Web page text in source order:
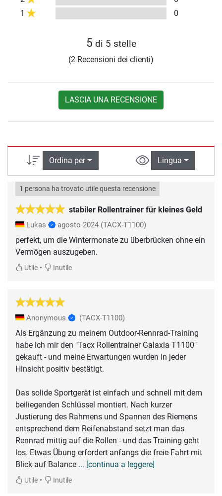
1
0
5 di 5 stelle
(2 Recensioni dei clienti)
LASCIA UNA RECENSIONE
Ordina per Lingua
stabiler Rollentrainer für kleines Geld
1 persona ha trovato utile questa recensione
Lukas agosto 2024 (TACX-T1100)
perfekt, um die Wintermonate zu überbrücken ohne ein
Vermögen auszugeben.
Utile • Inutile
Anonymous (TACX-T1100)
Als Ergänzung zu meinem Outdoor-Rennrad-Training
habe ich mir den "Tacx Rollentrainer Galaxia T1100"
gekauft - und meine Erwartungen wurden in jeder
Hinsicht positiv bestätigt.
Das solide Sportgerät ist einfach und schnell mit dem
beiliegenden Schlüssel montiert. Nach kurzer
Justierung des Rahmens und Spannen des Riemens
entsprechend dem Reifenabstand setzt man das
Rennrad mittig auf die Rollen - und das Training geht
los. Etwas Übung erfordert anfangs die freie Fahrt mit
Blick auf Balance ... [continua a leggere]
Utile • Inutile